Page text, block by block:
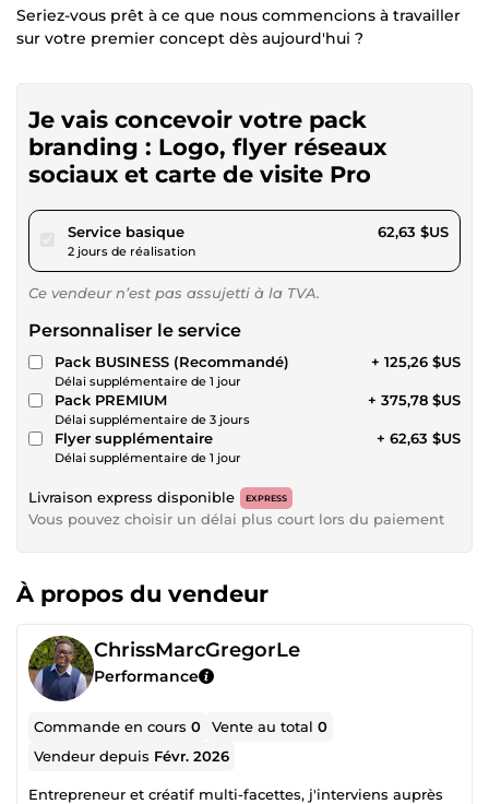
Seriez-vous prêt à ce que nous commencions à travailler
sur votre premier concept dès aujourd'hui ?
Je vais concevoir votre pack
branding : Logo, flyer réseaux
sociaux et carte de visite Pro
Service basiquepour 57,72 $US
2 jours de réalisation
62,63 $US
Ce vendeur n’est pas assujetti à la TVA.
Personnaliser le service
Pack BUSINESS (Recommandé)
Délai supplémentaire de 1 jour
+ 125,26 $US
Pack PREMIUM
Délai supplémentaire de 3 jours
+ 375,78 $US
Flyer supplémentaire
Délai supplémentaire de 1 jour
+ 62,63 $US
Livraison express disponible EXPRESS
Vous pouvez choisir un délai plus court lors du paiement
À propos du vendeur
ChrissMarcGregorLe
Performance
Commande en cours0 Vente au total0
Vendeur depuis Févr. 2026
Entrepreneur et créatif multi-facettes, j'interviens auprès